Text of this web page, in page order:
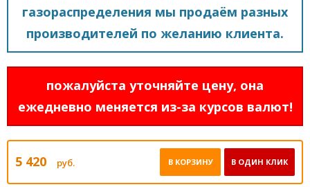
газораспределения мы продаём разных
производителей по желанию клиента.
пожалуйста уточняйте цену, она
ежедневно меняется из-за курсов валют!
5 420 руб. В ОДИН КЛИК
В КОРЗИНУ